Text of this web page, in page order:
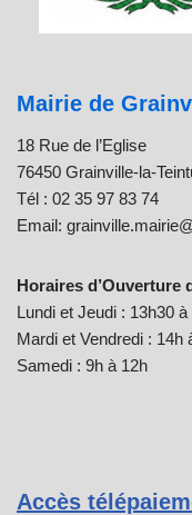
Mairie de
18 Rue de l’Eglise
76450 Grainville-la-
Tél : 02 35 97 83 74
Email:
Horaires d’Ouverture
Lundi et Jeudi : 13h30 à
Mardi et Vendredi : 14h
Samedi : 9h à 12h
Accès